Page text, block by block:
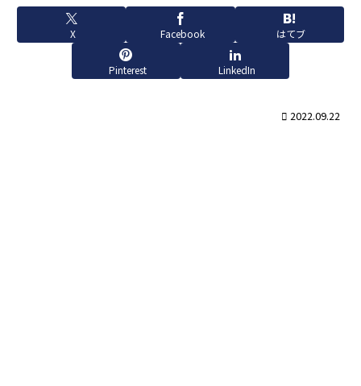
X Facebook はてブ
Pinterest LinkedIn
2022.09.22